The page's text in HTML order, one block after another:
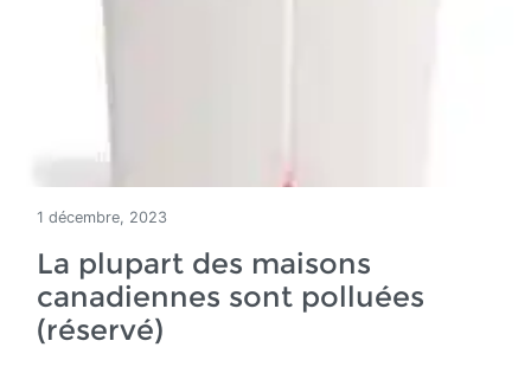
1 décembre, 2023
La plupart des maisons
canadiennes sont polluées
(réservé)